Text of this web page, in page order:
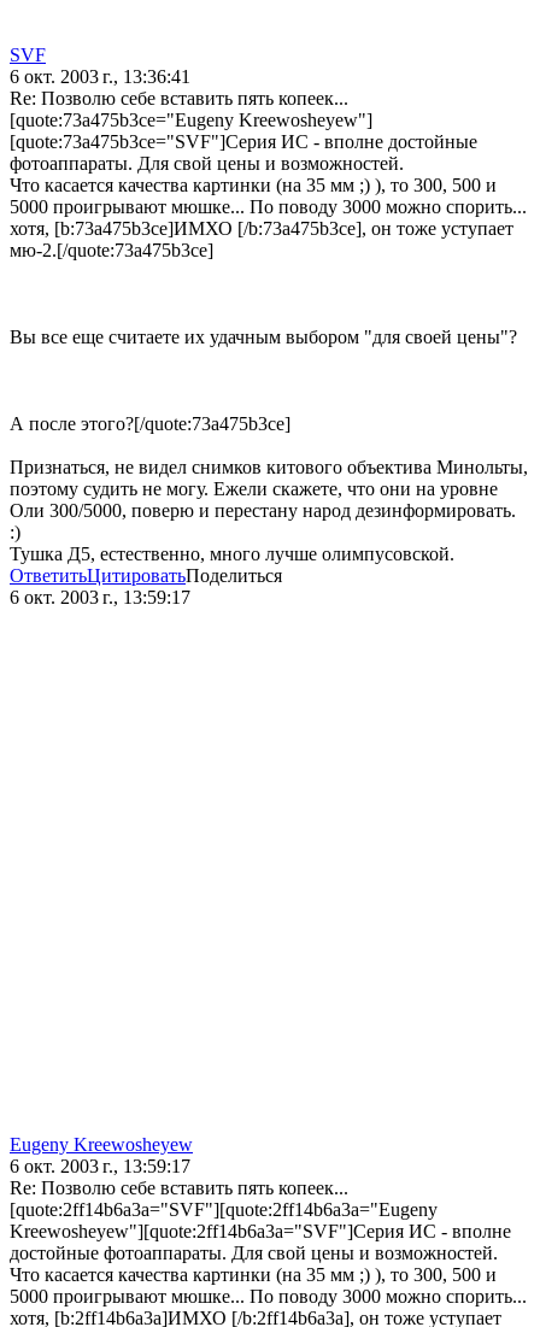
SVF
6 окт. 2003 г., 13:36:41
Re: Позволю себе вставить пять копеек...
[quote:73a475b3ce="Eugeny Kreewosheyew"]
[quote:73a475b3ce="SVF"]Серия ИС - вполне достойные
фотоаппараты. Для свой цены и возможностей.
Что касается качества картинки (на 35 мм ;) ), то 300, 500 и
5000 проигрывают мюшке... По поводу 3000 можно спорить...
хотя, [b:73a475b3ce]ИМХО [/b:73a475b3ce], он тоже уступает
мю-2.[/quote:73a475b3ce]
Вы все еще считаете их удачным выбором "для своей цены"?
А после этого?[/quote:73a475b3ce]
Признаться, не видел снимков китового объектива Минольты,
поэтому судить не могу. Ежели скажете, что они на уровне
Оли 300/5000, поверю и перестану народ дезинформировать.
:)
Тушка Д5, естественно, много лучше олимпусовской.
ОтветитьЦитироватьПоделиться
6 окт. 2003 г., 13:59:17
Eugeny Kreewosheyew
6 окт. 2003 г., 13:59:17
Re: Позволю себе вставить пять копеек...
[quote:2ff14b6a3a="SVF"][quote:2ff14b6a3a="Eugeny
Kreewosheyew"][quote:2ff14b6a3a="SVF"]Серия ИС - вполне
достойные фотоаппараты. Для свой цены и возможностей.
Что касается качества картинки (на 35 мм ;) ), то 300, 500 и
5000 проигрывают мюшке... По поводу 3000 можно спорить...
хотя, [b:2ff14b6a3a]ИМХО [/b:2ff14b6a3a], он тоже уступает